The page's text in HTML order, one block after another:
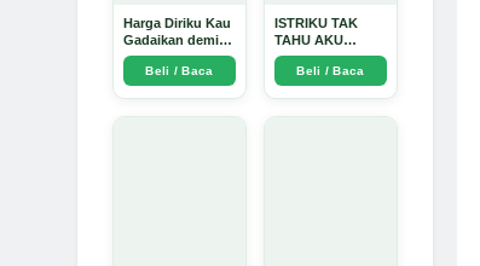
Harga Diriku Kau
Gadaikan demi
Perempuan Itu -
Arda Dinata
Beli / Baca
ISTRIKU TAK
TAHU AKU
PENGUSAHA
EMAS - Arda
Beli / Baca